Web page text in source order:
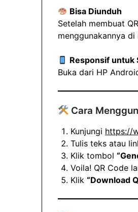
Bisa Diunduh
Setelah membuat
menggunakannya
Responsif untuk
Buka dari HP
Cara
Kunjungi https://
Tulis teks atau
Klik tombol
Voila! QR Code
Klik“Download